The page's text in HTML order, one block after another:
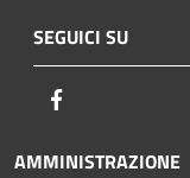
SEGUICI SU
AMMINISTRAZIONE